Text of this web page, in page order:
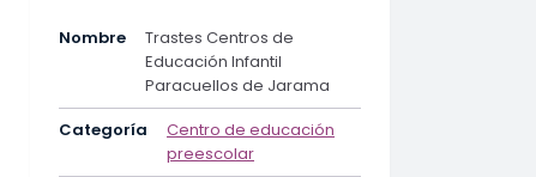
Nombre
Trastes Centros de
Educación Infantil
Paracuellos de Jarama
Categoría
Centro de educación
preescolar